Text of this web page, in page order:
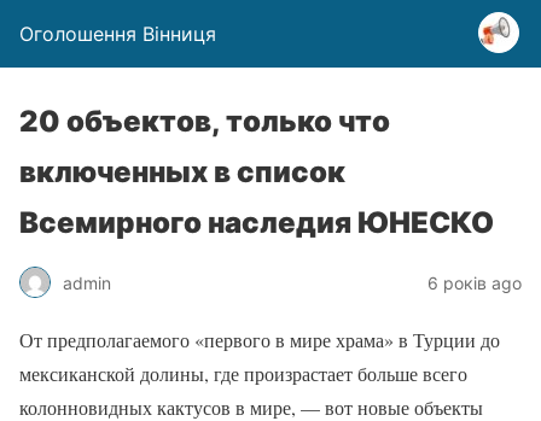
Оголошення Вінниця
20 объектов, только что
включенных в список
Всемирного наследия ЮНЕСКО
admin 6 років ago
От предполагаемого «первого в мире храма» в Турции до
мексиканской долины, где произрастает больше всего
колонновидных кактусов в мире, — вот новые объекты